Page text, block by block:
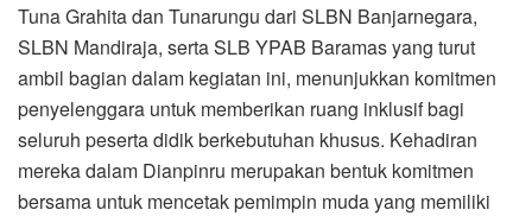
Tuna Grahita dan Tunarungu dari SLBN Banjarnegara,
SLBN Mandiraja, serta SLB YPAB Baramas yang turut
ambil bagian dalam kegiatan ini, menunjukkan komitmen
penyelenggara untuk memberikan ruang inklusif bagi
seluruh peserta didik berkebutuhan khusus. Kehadiran
mereka dalam Dianpinru merupakan bentuk komitmen
bersama untuk mencetak pemimpin muda yang memiliki